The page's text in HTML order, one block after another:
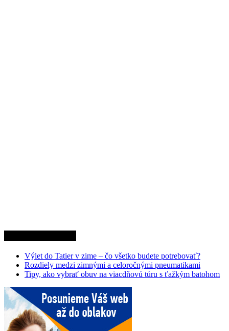
Výlet do Tatier v zime – čo všetko budete potrebovať?
Rozdiely medzi zimnými a celoročnými pneumatikami
Tipy, ako vybrať obuv na viacdňovú túru s ťažkým batohom